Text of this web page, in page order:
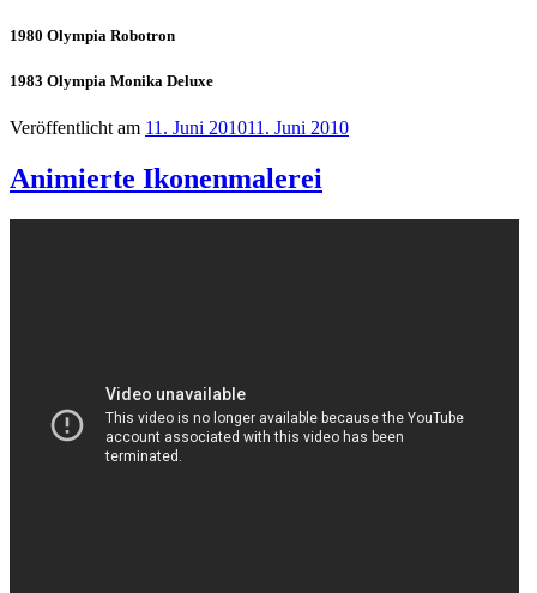
1980 Olympia Robotron
1983 Olympia Monika Deluxe
Veröffentlicht am 11. Juni 201011. Juni 2010
Animierte Ikonenmalerei